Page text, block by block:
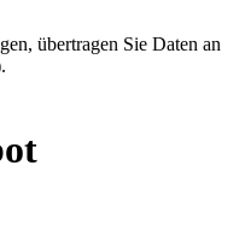
übertragen Sie Daten an